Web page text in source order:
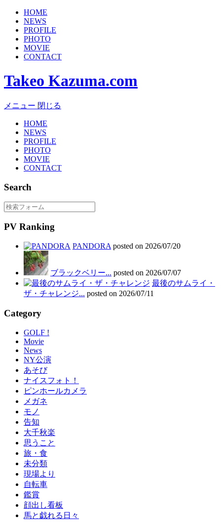
HOME
NEWS
PROFILE
PHOTO
MOVIE
CONTACT
Takeo Kazuma.com
メニュー 閉じる
HOME
NEWS
PROFILE
PHOTO
MOVIE
CONTACT
Search
PV Ranking
PANDORA posted on 2026/07/20
ブラックベリー... posted on 2026/07/07
最後のサムライ・
ザ・チャレンジ... posted on 2026/07/11
Category
GOLF !
Movie
News
NY公演
あそび
ナイスフォト！
ピンホールカメラ
メガネ
モノ
告知
大千秋楽
思うこと
旅・食
未分類
現場より
自転車
鑑賞
顔出し看板
馬と戯れる日々